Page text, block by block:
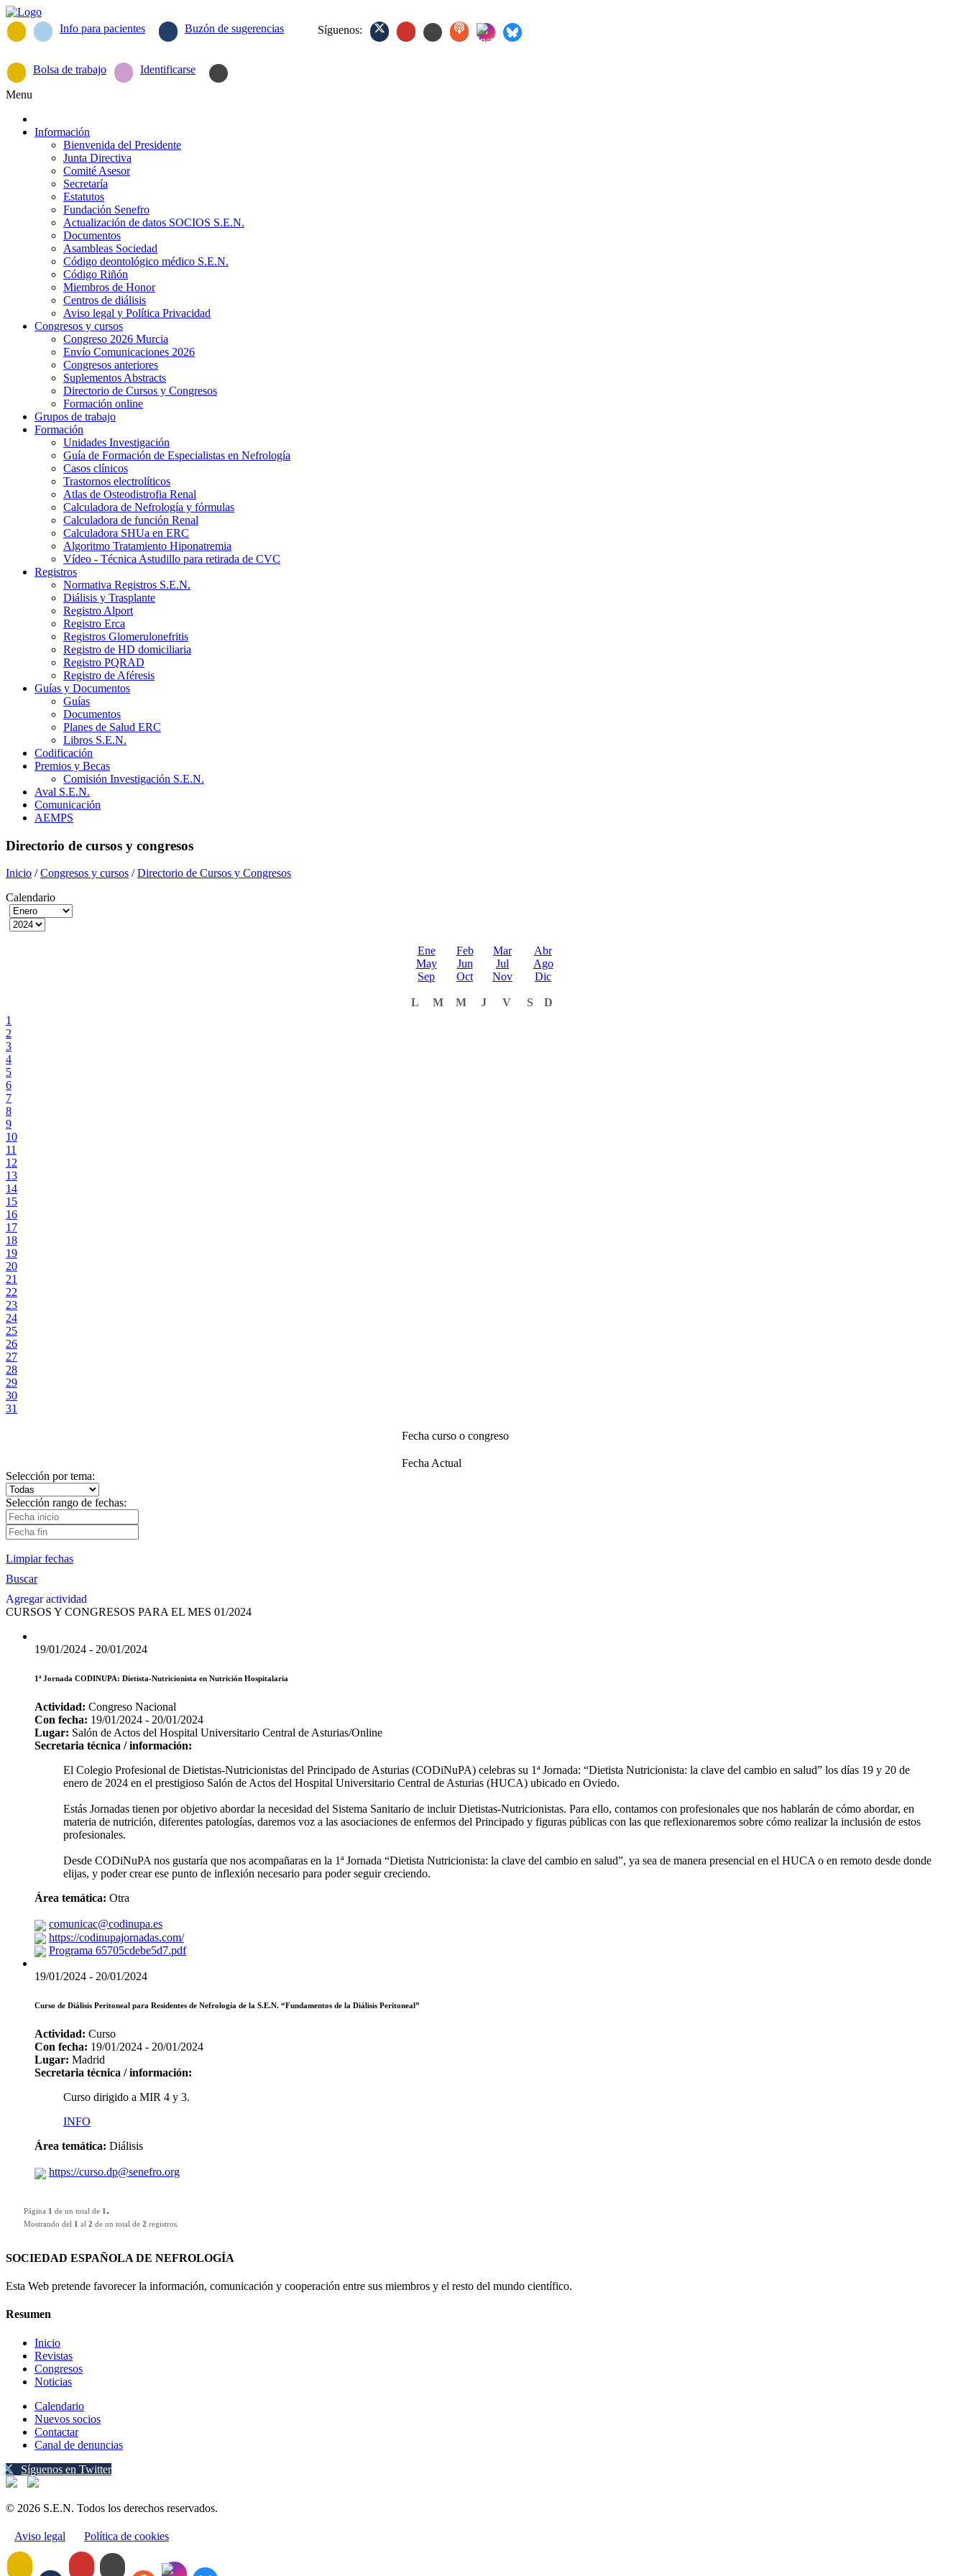
Info para pacientes Buzón de sugerencias Síguenos:
Bolsa de trabajo Identificarse
Menu
Información
Bienvenida del Presidente
Junta Directiva
Comité Asesor
Secretaría
Estatutos
Fundación Senefro
Actualización de datos SOCIOS S.E.N.
Documentos
Asambleas Sociedad
Código deontológico médico S.E.N.
Código Riñón
Miembros de Honor
Centros de diálisis
Aviso legal y Política Privacidad
Congresos y cursos
Congreso 2026 Murcia
Envío Comunicaciones 2026
Congresos anteriores
Suplementos Abstracts
Directorio de Cursos y Congresos
Formación online
Grupos de trabajo
Formación
Unidades Investigación
Guía de Formación de Especialistas en Nefrología
Casos clínicos
Trastornos electrolíticos
Atlas de Osteodistrofia Renal
Calculadora de Nefrología y fórmulas
Calculadora de función Renal
Calculadora SHUa en ERC
Algoritmo Tratamiento Hiponatremia
Vídeo - Técnica Astudillo para retirada de CVC
Registros
Normativa Registros S.E.N.
Diálisis y Trasplante
Registro Alport
Registro Erca
Registros Glomerulonefritis
Registro de HD domiciliaria
Registro PQRAD
Registro de Aféresis
Guías y Documentos
Guías
Documentos
Planes de Salud ERC
Libros S.E.N.
Codificación
Premios y Becas
Comisión Investigación S.E.N.
Aval S.E.N.
Comunicación
AEMPS
Directorio de cursos y congresos
Inicio /Congresos y cursos /Directorio de Cursos y Congresos
Calendario
Ene Feb Mar
Abr
May
Jun Jul
Ago
Sep
Oct Nov Dic
L M M J V S
D
1
2
3
4
5
6
7
8
9
10
11
12
13
14
15
16
17
18
19
20
21
22
23
24
25
26
27
28
29
30
31
Fecha curso o congreso
Fecha Actual
Selección por tema:
Selección rango de fechas:
Limpiar fechas
Buscar
Agregar actividad
CURSOS Y CONGRESOS PARA EL MES 01/2024
19/01/2024 - 20/01/2024
1ª Jornada CODINUPA: Dietista-Nutricionista en Nutrición Hospitalaria
Actividad: Congreso Nacional
Con fecha: 19/01/2024 - 20/01/2024
Lugar: Salón de Actos del Hospital Universitario Central de Asturias/Online
Secretaria técnica / información:
El Colegio Profesional de Dietistas-Nutricionistas del Principado de Asturias (CODiNuPA) celebras su 1ª Jornada: “Dietista Nutricionista: la clave del cambio en salud” los días 19 y 20 de
enero de 2024 en el prestigioso Salón de Actos del Hospital Universitario Central de Asturias (HUCA) ubicado en Oviedo.
Estás Jornadas tienen por objetivo abordar la necesidad del Sistema Sanitario de incluir Dietistas-Nutricionistas. Para ello, contamos con profesionales que nos hablarán de cómo abordar, en
materia de nutrición, diferentes patologías, daremos voz a las asociaciones de enfermos del Principado y figuras públicas con las que reflexionaremos sobre cómo realizar la inclusión de estos
profesionales.
Desde CODiNuPA nos gustaría que nos acompañaras en la 1ª Jornada “Dietista Nutricionista: la clave del cambio en salud”, ya sea de manera presencial en el HUCA o en remoto desde donde
elijas, y poder crear ese punto de inflexión necesario para poder seguir creciendo.
Área temática: Otra
comunicac@codinupa.es
https://codinupajornadas.com/
Programa 65705cdebe5d7.pdf
19/01/2024 - 20/01/2024
Curso de Diálisis Peritoneal para Residentes de Nefrología de la S.E.N. “Fundamentos de la Diálisis Peritoneal”
Actividad: Curso
Con fecha: 19/01/2024 - 20/01/2024
Lugar: Madrid
Secretaria técnica / información:
Curso dirigido a MIR 4 y 3.
INFO
Área temática: Diálisis
https://curso.dp@senefro.org
Página 1 de un total de 1 .
Mostrando del 1 al 2 de un total de 2 registros.
SOCIEDAD ESPAÑOLA DE NEFROLOGÍA
Esta Web pretende favorecer la información, comunicación y cooperación entre sus miembros y el resto del mundo científico.
Resumen
Inicio
Revistas
Congresos
Noticias
Calendario
Nuevos socios
Contactar
Canal de denuncias
Síguenos en Twitter
© 2026 S.E.N. Todos los derechos reservados.
Aviso legal Política de cookies